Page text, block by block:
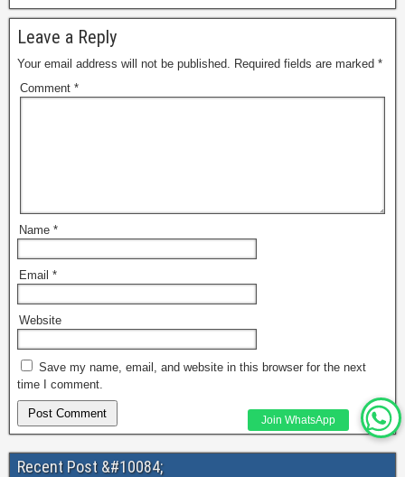
Join WhatsApp
Leave a Reply
Your email address will not be published. Required fields are marked *
Comment *
Name *
Email *
Website
Save my name, email, and website in this browser for the next
time I comment.
Recent Post &#10084;